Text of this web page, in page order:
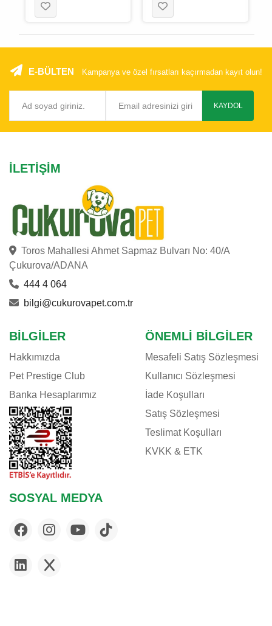
E-BÜLTEN Kampanya ve özel fırsatları kaçırmadan kayıt olun!
KAYDOL
İLETIŞIM
Toros Mahallesi Ahmet Sapmaz Bulvarı No: 40/A
Çukurova/ADANA
444 4 064
bilgi@cukurovapet.com.tr
BILGILER
Hakkımızda
Pet Prestige Club
Banka Hesaplarımız
ÖNEMLI BILGILER
Mesafeli Satış Sözleşmesi
Kullanıcı Sözleşmesi
İade Koşulları
Satış Sözleşmesi
Teslimat Koşulları
KVKK & ETK
SOSYAL MEDYA